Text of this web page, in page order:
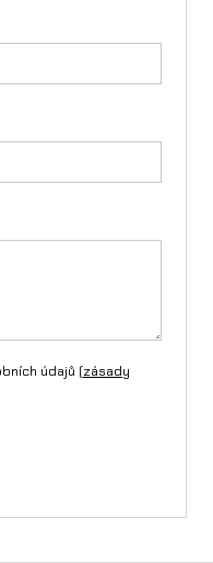
údajů (zásady